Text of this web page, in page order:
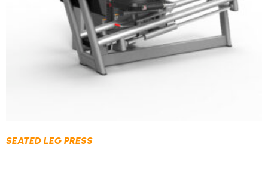
SEATED LEG PRESS